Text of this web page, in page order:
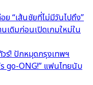
ย “เส้นชัยที่ไม่มีวันไปถึง”
เดิมก่อนเปิดเกมใหม่ใน
ร์! ปักหมุดกรุงเทพฯ
go-ONG!” แฟนไทยนับ